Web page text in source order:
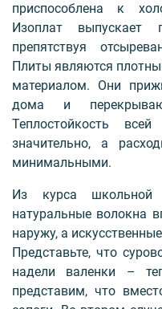
приспособлена к
Изоплат
препятствуя
Плиты являются
материалом. Они
дома и
Теплостойкость всей
значительно, а
минимальными.
Из курса
натуральные волокна
наружу, а
Представьте, что
надели валенки –
представим, что